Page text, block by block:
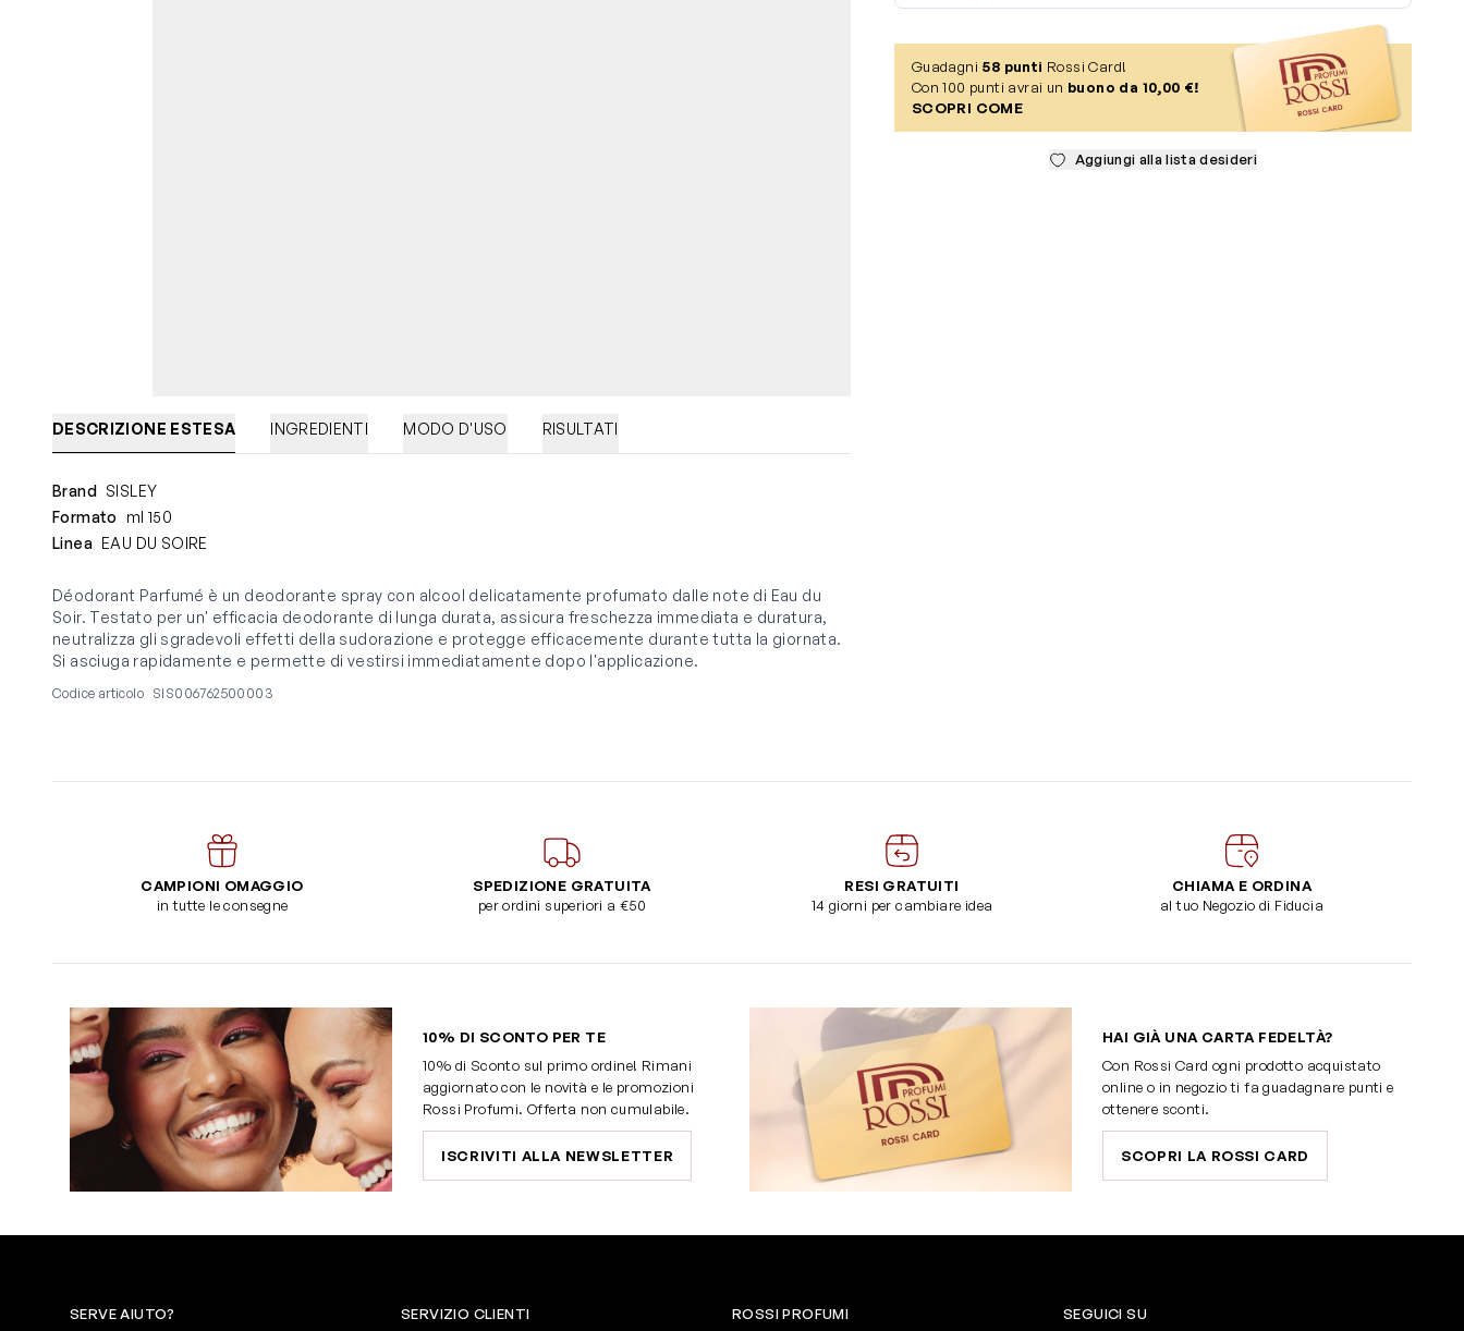
Guadagni 58 punti Rossi Card!
Con 100 punti avrai un buono da 10,00 €!
SCOPRI COME
Aggiungi alla lista desideri
DESCRIZIONE ESTESA INGREDIENTI MODO D'USO RISULTATI
Brand SISLEY
Formato
ml 150
Linea EAU DU SOIRE
Déodorant Parfumé è un deodorante spray con alcool delicatamente profumato dalle note di Eau du
Soir. Testato per un' efficacia deodorante di lunga durata, assicura freschezza immediata e duratura,
neutralizza gli sgradevoli effetti della sudorazione e protegge efficacemente durante tutta la giornata.
Si asciuga rapidamente e permette di vestirsi immediatamente dopo l'applicazione.
Codice articolo SIS006762500003
CAMPIONI OMAGGIO
in tutte le consegne
SPEDIZIONE GRATUITA
per ordini superiori a €50
RESI GRATUITI
14 giorni per cambiare idea
CHIAMA E ORDINA
al tuo Negozio di Fiducia
10% DI SCONTO PER TE
10% di Sconto sul primo ordine! Rimani
aggiornato con le novità e le promozioni
Rossi Profumi. Offerta non cumulabile.
ISCRIVITI ALLA NEWSLETTER
HAI GIÀ UNA CARTA FEDELTÀ?
Con Rossi Card ogni prodotto acquistato
online o in negozio ti fa guadagnare punti e
ottenere sconti.
SCOPRI LA ROSSI CARD
SERVE AIUTO? SEGUICI SU
SERVIZIO CLIENTI ROSSI PROFUMI